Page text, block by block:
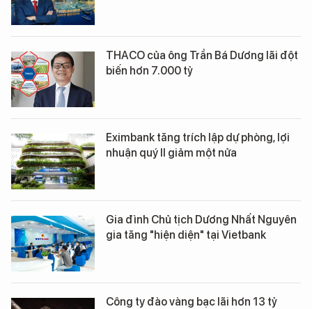
THACO của ông Trần Bá Dương lãi đột
biến hơn 7.000 tỷ
Eximbank tăng trích lập dự phòng, lợi
nhuận quý II giảm một nửa
Gia đình Chủ tịch Dương Nhất Nguyên
gia tăng "hiện diện" tại Vietbank
Công ty đào vàng bạc lãi hơn 13 tỷ